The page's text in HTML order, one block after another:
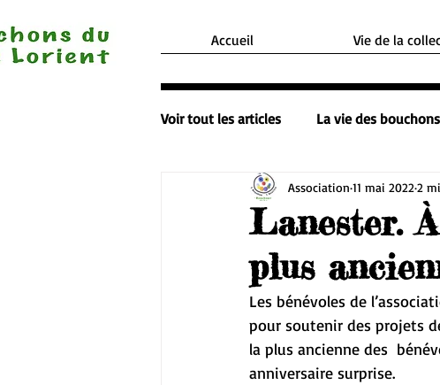
Accueil Vie de la
Voir tout les articles La vie des
Lanester.
plus
Association 11 mai 2022 2
Les bénévoles de
pour soutenir des projets
la plus ancienne des
anniversaire surprise.